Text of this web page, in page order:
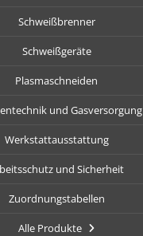
Schweißbrenner
Schweißgeräte
Plasmaschneiden
und Gasversorgung
Werkstattausstattung
und Sicherheit
Zuordnungstabellen
Alle Produkte